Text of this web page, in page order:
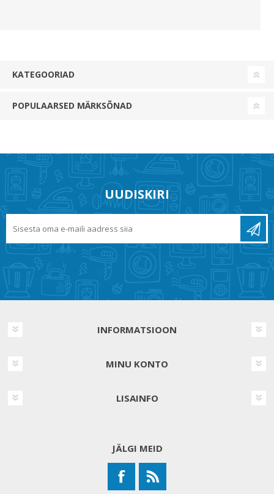
KATEGOORIAD
POPULAARSED MÄRKSÕNAD
UUDISKIRI
INFORMATSIOON
MINU KONTO
LISAINFO
JÄLGI MEID